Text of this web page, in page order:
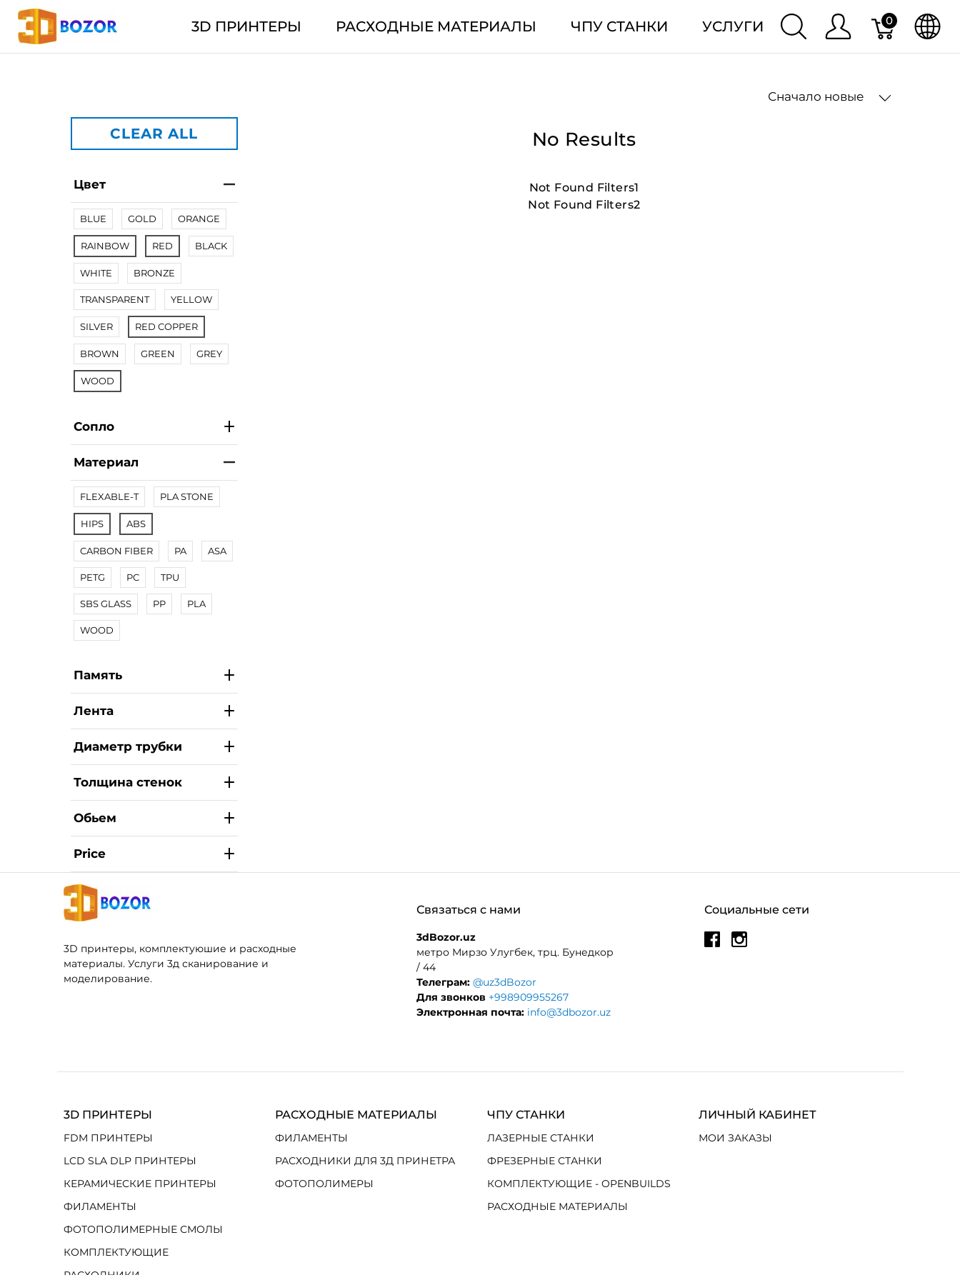
3D ПРИНТЕРЫ РАСХОДНЫЕ МАТЕРИАЛЫ ЧПУ СТАНКИ УСЛУГИ 0
Сначало новые
CLEAR ALL
Цвет
BLUE GOLD ORANGE
RAINBOW RED BLACK
WHITE BRONZE
TRANSPARENT YELLOW
SILVER RED COPPER
BROWN GREEN GREY
WOOD
Сопло
Материал
FLEXABLE-T PLA STONE
HIPS ABS
CARBON FIBER PA ASA
PETG PC TPU
SBS GLASS PP PLA
WOOD
Память
Лента
Диаметр трубки
Толщина стенок
Обьем
Price
No Results
Not Found Filters1
Not Found Filters2
3D принтеры, комплектуюшие и расходные
материалы. Услуги 3д сканирование и
моделирование.
Социальные сети
Связаться с нами
3dBozor.uz
метро Мирзо Улугбек, трц. Бунедкор
/ 44
Телеграм: @uz3dBozor
Для звонков +998909955267
Электронная почта: info@3dbozor.uz
3D ПРИНТЕРЫ
FDM ПРИНТЕРЫ
LCD SLA DLP ПРИНТЕРЫ
КЕРАМИЧЕСКИЕ ПРИНТЕРЫ
ФИЛАМЕНТЫ
ФОТОПОЛИМЕРНЫЕ СМОЛЫ
КОМПЛЕКТУЮЩИЕ
РАСХОДНИКИ
РАСХОДНЫЕ МАТЕРИАЛЫ
ФИЛАМЕНТЫ
РАСХОДНИКИ ДЛЯ 3Д ПРИНЕТРА
ФОТОПОЛИМЕРЫ
ЧПУ СТАНКИ
ЛАЗЕРНЫЕ СТАНКИ
ФРЕЗЕРНЫЕ СТАНКИ
КОМПЛЕКТУЮЩИЕ - OPENBUILDS
РАСХОДНЫЕ МАТЕРИАЛЫ
ЛИЧНЫЙ КАБИНЕТ
МОИ ЗАКАЗЫ